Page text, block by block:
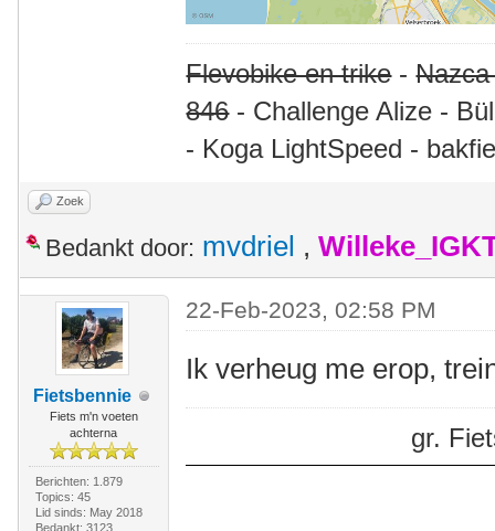
Flevobike en trike-
846- Challenge Alize -
- Koga LightSpeed -
Zoek
Bedankt door: mvdriel ,
Fietsbennie
Fiets m'n voeten
achterna
Berichten: 1.879
Topics: 45
Lid sinds: May 2018
Bedankt: 3123
22-Feb-2023, 02:58 PM
Ik verheug me erop,
gr.